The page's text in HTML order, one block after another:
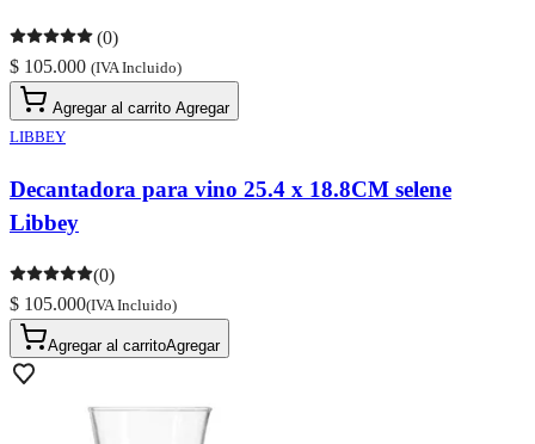
(0)
$ 105.000 (IVA Incluido)
Agregar al carrito Agregar
LIBBEY
Decantadora para vino 25.4 x 18.8CM selene
Libbey
(0)
$ 105.000(IVA Incluido)
Agregar al carritoAgregar